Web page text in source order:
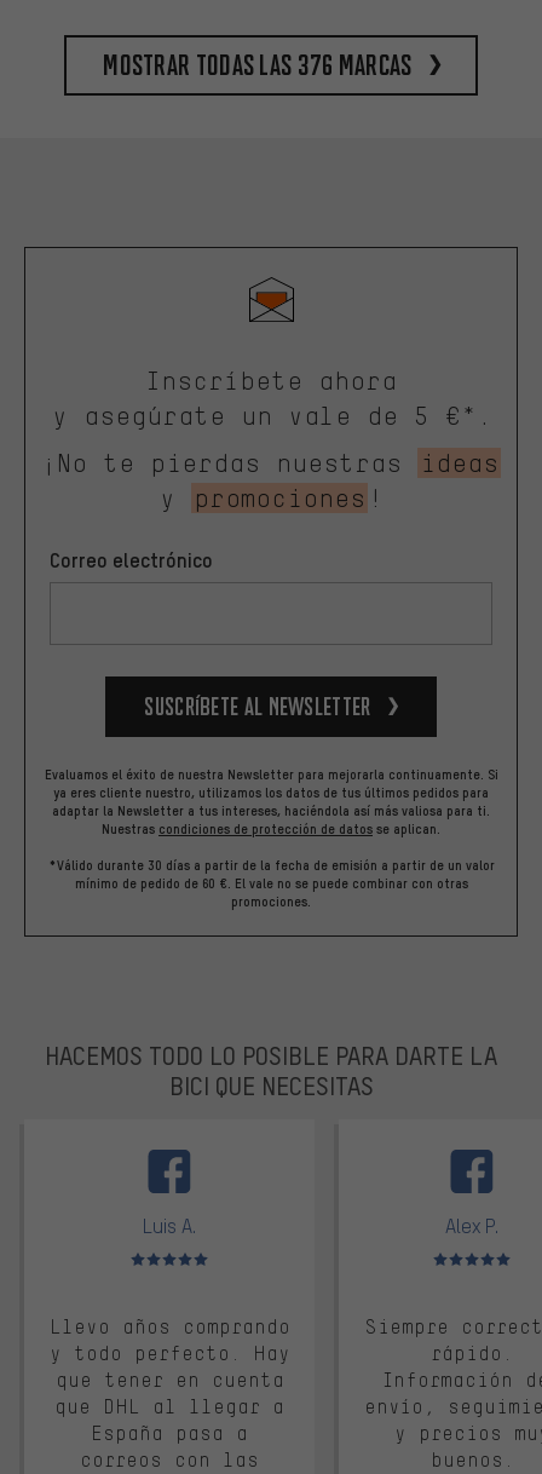
Mostrar todas las 376 marcas
Inscríbete ahora
y asegúrate un vale de 5 €*.
¡No te pierdas nuestras
ideas
y
promociones !
Correo electrónico
Suscríbete al newsletter
Evaluamos el éxito de nuestra Newsletter para mejorarla continuamente. Si
ya eres cliente nuestro, utilizamos los datos de tus últimos pedidos para
adaptar la Newsletter a tus intereses, haciéndola así más valiosa para ti.
Nuestras condiciones de protección de datos se aplican.
*Válido durante 30 días a partir de la fecha de emisión a partir de un valor
mínimo de pedido de 60 €. El vale no se puede combinar con otras
promociones.
HACEMOS TODO LO POSIBLE PARA DARTE LA
BICI QUE NECESITAS
Luis A.
Valoración media: 5 de 5
Llevo años comprando
y todo perfecto. Hay
que tener en cuenta
que DHL al llegar a
España pasa a
correos con las
Alex P.
Valoración
Siempre
rápido.
Información
envío,
y precios
buenos.